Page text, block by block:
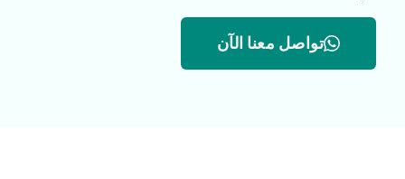
تواصل معنا الآن